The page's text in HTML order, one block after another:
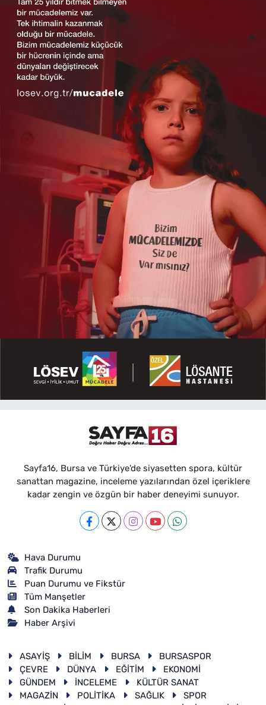
Sayfa16, Bursa ve Türkiye'de siyasetten spora, kültür
sanattan magazine, inceleme yazılarından özel içeriklere
kadar zengin ve özgün bir haber deneyimi sunuyor.
Hava Durumu
Trafik Durumu
Puan Durumu ve Fikstür
Tüm Manşetler
Son Dakika Haberleri
Haber Arşivi
ASAYİŞ BİLİM BURSA
BURSASPOR
ÇEVRE
DÜNYA EĞİTİM
EKONOMİ
GÜNDEM
İNCELEME
KÜLTÜR SANAT
MAGAZİN
POLİTİKA SAĞLIK
SPOR